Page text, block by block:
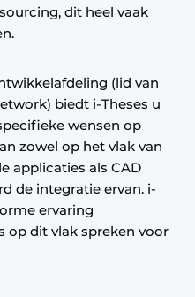
dit heel vaak
(lid van
biedt i-Theses u
wensen op
zowel op het vlak van
applicaties als CAD
de integratie ervan. i-
ervaring
op dit vlak spreken voor